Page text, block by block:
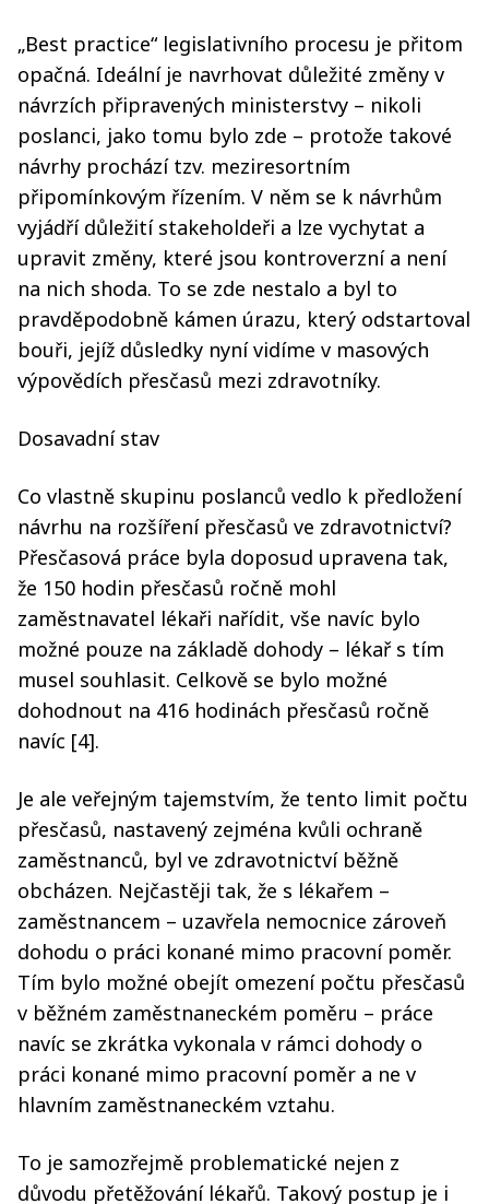
„Best practice“ legislativního procesu je přitom
opačná. Ideální je navrhovat důležité změny v
návrzích připravených ministerstvy – nikoli
poslanci, jako tomu bylo zde – protože takové
návrhy prochází tzv. meziresortním
připomínkovým řízením. V něm se k návrhům
vyjádří důležití stakeholdeři a lze vychytat a
upravit změny, které jsou kontroverzní a není
na nich shoda. To se zde nestalo a byl to
pravděpodobně kámen úrazu, který odstartoval
bouři, jejíž důsledky nyní vidíme v masových
výpovědích přesčasů mezi zdravotníky.
Dosavadní stav
Co vlastně skupinu poslanců vedlo k předložení
návrhu na rozšíření přesčasů ve zdravotnictví?
Přesčasová práce byla doposud upravena tak,
že 150 hodin přesčasů ročně mohl
zaměstnavatel lékaři nařídit, vše navíc bylo
možné pouze na základě dohody – lékař s tím
musel souhlasit. Celkově se bylo možné
dohodnout na 416 hodinách přesčasů ročně
navíc [4].
Je ale veřejným tajemstvím, že tento limit počtu
přesčasů, nastavený zejména kvůli ochraně
zaměstnanců, byl ve zdravotnictví běžně
obcházen. Nejčastěji tak, že s lékařem –
zaměstnancem – uzavřela nemocnice zároveň
dohodu o práci konané mimo pracovní poměr.
Tím bylo možné obejít omezení počtu přesčasů
v běžném zaměstnaneckém poměru – práce
navíc se zkrátka vykonala v rámci dohody o
práci konané mimo pracovní poměr a ne v
hlavním zaměstnaneckém vztahu.
To je samozřejmě problematické nejen z
důvodu přetěžování lékařů. Takový postup je i